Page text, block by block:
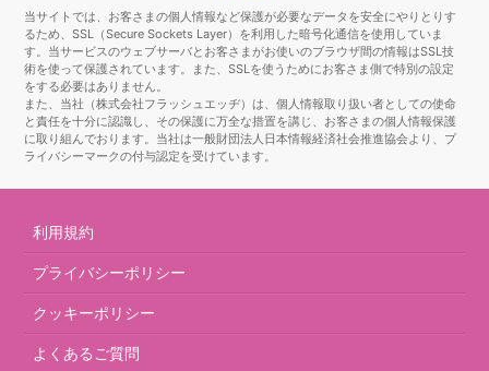
当サイトでは、お客さまの個人情報など保護が必要なデータを安全にやりとりす
るため、SSL（Secure Sockets Layer）を利用した暗号化通信を使用していま
す。当サービスのウェブサーバとお客さまがお使いのブラウザ間の情報はSSL技
術を使って保護されています。また、SSLを使うためにお客さま側で特別の設定
をする必要はありません。
また、当社（株式会社フラッシュエッヂ）は、個人情報取り扱い者としての使命
と責任を十分に認識し、その保護に万全な措置を講じ、お客さまの個人情報保護
に取り組んでおります。当社は一般財団法人日本情報経済社会推進協会より、プ
ライバシーマークの付与認定を受けています。
利用規約
プライバシーポリシー
クッキーポリシー
よくあるご質問